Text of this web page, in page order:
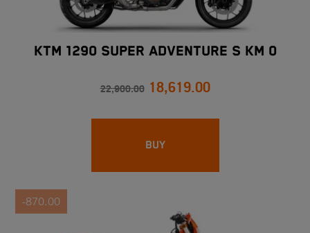
KTM 1290 SUPER ADVENTURE S Km 0
22,900.00 18,619.00
BUY
-870.00